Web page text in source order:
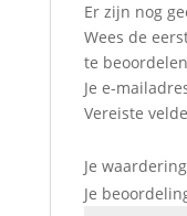
Er zijn nog
Wees de
te beoordelen
Je e-
Vereiste
Je waardering
Je